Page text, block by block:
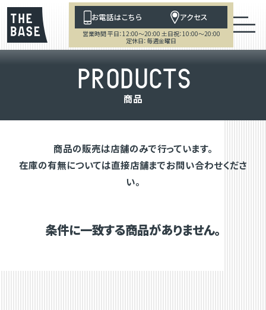
お電話はこちら アクセス
営業時間 平日：12:00～20:00 土日祝：10:00～20:00
定休日：毎週金曜日
PRODUCTS
商品
商品の販売は店舗のみで行っています。
在庫の有無については直接店舗までお問い合わせくださ
い。
条件に一致する商品がありません。